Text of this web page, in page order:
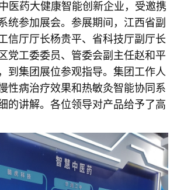
医药大健康智能创新企业，受邀携
统参加展会。参展期间，江西省副
信厅厅长杨贵平、省科技厅副厅长
党工委委员、管委会副主任赵和平
到集团展位参观指导。集团工作人
性病治疗效果和热敏灸智能协同系
的讲解。各位领导对产品给予了高